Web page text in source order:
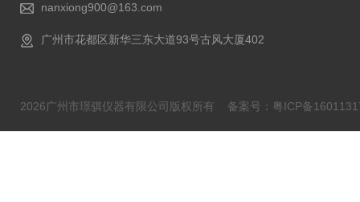
nanxiong900@163.com
广州市花都区新华三东大道93号古风大厦402
2026广州市璟骐仪器有限公司版权所有 备案号：粤ICP备